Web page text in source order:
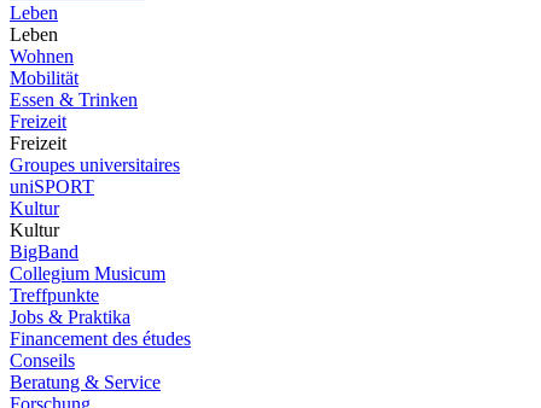
Leben
Leben
Wohnen
Mobilität
Essen & Trinken
Freizeit
Freizeit
Groupes universitaires
uniSPORT
Kultur
Kultur
BigBand
Collegium Musicum
Treffpunkte
Jobs & Praktika
Financement des études
Conseils
Beratung & Service
Forschung